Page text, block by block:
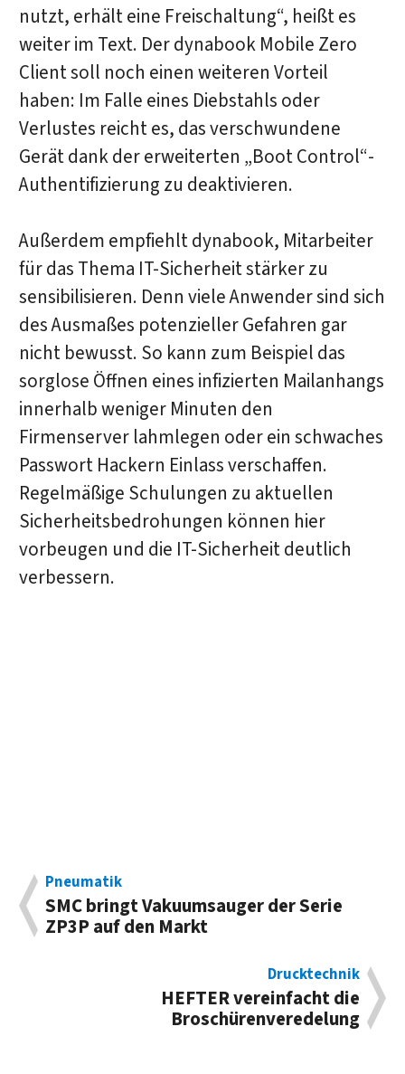
nutzt, erhält eine Freischaltung“, heißt es
weiter im Text. Der dynabook Mobile Zero
Client soll noch einen weiteren Vorteil
haben: Im Falle eines Diebstahls oder
Verlustes reicht es, das verschwundene
Gerät dank der erweiterten „Boot Control“-
Authentifizierung zu deaktivieren.
Außerdem empfiehlt dynabook, Mitarbeiter
für das Thema IT-Sicherheit stärker zu
sensibilisieren. Denn viele Anwender sind sich
des Ausmaßes potenzieller Gefahren gar
nicht bewusst. So kann zum Beispiel das
sorglose Öffnen eines infizierten Mailanhangs
innerhalb weniger Minuten den
Firmenserver lahmlegen oder ein schwaches
Passwort Hackern Einlass verschaffen.
Regelmäßige Schulungen zu aktuellen
Sicherheitsbedrohungen können hier
vorbeugen und die IT-Sicherheit deutlich
verbessern.
Pneumatik
SMC bringt Vakuumsauger der Serie
ZP3P auf den Markt
Drucktechnik
HEFTER vereinfacht die
Broschürenveredelung